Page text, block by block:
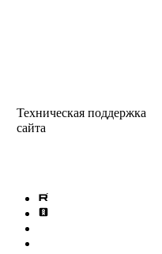
Техническая поддержка
сайта